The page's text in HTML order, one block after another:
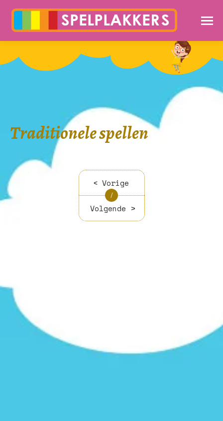
Traditionele spellen
< Vorige
/
Volgende >